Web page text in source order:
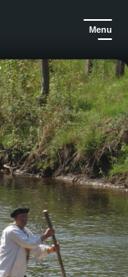
Menu
In het spoor van de Oualous: een schattenjacht langs de rivier